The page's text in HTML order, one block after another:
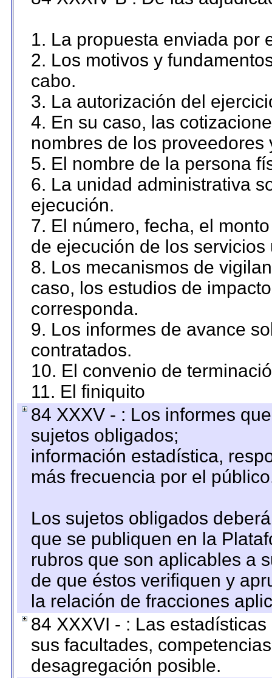
1. La propuesta enviada por
2. Los motivos y
cabo.
3. La autorización del
4. En su caso, las
nombres de los proveedores
5. El nombre de la persona
6. La unidad administrativa
ejecución.
7. El número, fecha, el
de ejecución de los servicios
8. Los mecanismos de
caso, los estudios de
corresponda.
9. Los informes de avance
contratados.
10. El convenio de
11. El finiquito
84 XXXV - : Los informes
sujetos obligados;
información estadística,
más frecuencia por el
Los sujetos obligados
que se publiquen en la
rubros que son aplicables a
de que éstos verifiquen y
la relación de fracciones
84 XXXVI - : Las
sus facultades,
desagregación posible.